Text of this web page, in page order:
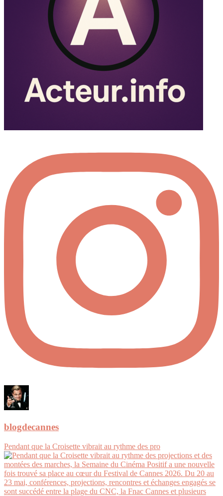
blogdecannes
Pendant que la Croisette vibrait au rythme des pro